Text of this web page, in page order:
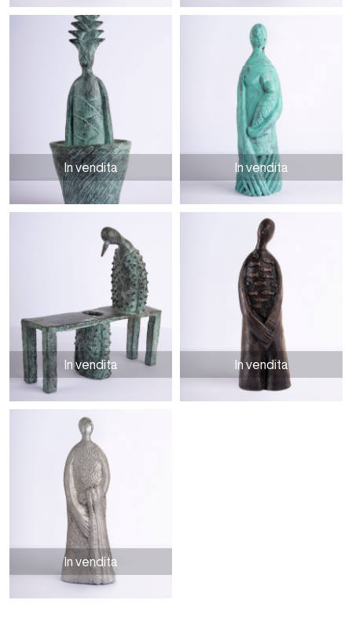
Come la terra
In vendita In vendita
Lo sguardo interiore
In vendita In vendita
In vendita